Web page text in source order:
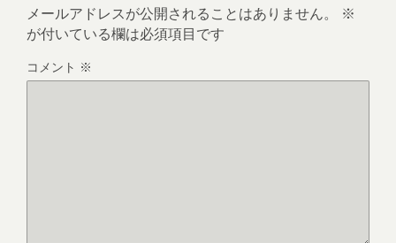
メールアドレスが公開されることはありません。
※
が付いている欄は必須項目です
コメント ※